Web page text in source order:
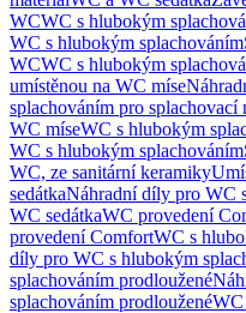
WCWC s hlubokým
WC s hlubokým splachováním
WCWC s hlubokým
umístěnou na WC míse
splachováním pro splachovací
WC míseWC s hlubokým
WC s hlubokým splachováním
WC, ze sanitární keramiky
sedátkaNáhradní díly pro WC
WC sedátkaWC provedení
provedení ComfortWC s
díly pro WC s hlubokým
splachováním prodloužené
splachováním prodlouženéWC